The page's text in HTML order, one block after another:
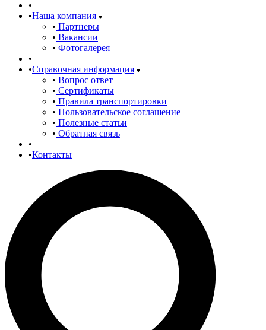
Наша компания
Партнеры
Вакансии
Фотогалерея
Справочная информация
Вопрос ответ
Сертификаты
Правила транспортировки
Пользовательское соглашение
Полезные статьи
Обратная связь
Контакты